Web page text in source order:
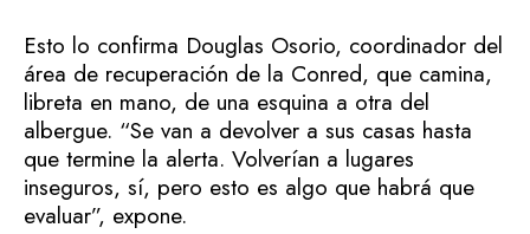
Esto lo confirma Douglas Osorio, coordinador del
área de recuperación de la Conred, que camina,
libreta en mano, de una esquina a otra del
albergue. “Se van a devolver a sus casas hasta
que termine la alerta. Volverían a lugares
inseguros, sí, pero esto es algo que habrá que
evaluar”, expone.